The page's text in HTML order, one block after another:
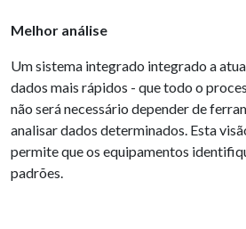
Melhor análise
Um sistema integrado integrado a
dados mais rápidos - que todo o
não será necessário depender de
analisar dados determinados. Esta
permite que os equipamentos
padrões.